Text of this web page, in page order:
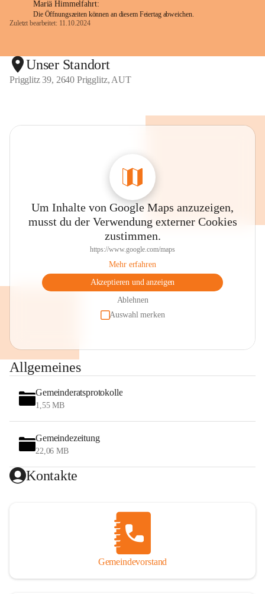
Mariä Himmelfahrt:
Die Öffnungszeiten können an diesem Feiertag abweichen.
Zuletzt bearbeitet: 11.10.2024
Unser Standort
Prigglitz 39, 2640 Prigglitz, AUT
Um Inhalte von Google Maps anzuzeigen,
musst du der Verwendung externer Cookies
zustimmen.
https://www.google.com/maps
Mehr erfahren
Akzeptieren und anzeigen
Ablehnen
Auswahl merken
Allgemeines
Gemeinderatsprotokolle
1,55 MB
Gemeindezeitung
22,06 MB
Kontakte
Gemeindevorstand